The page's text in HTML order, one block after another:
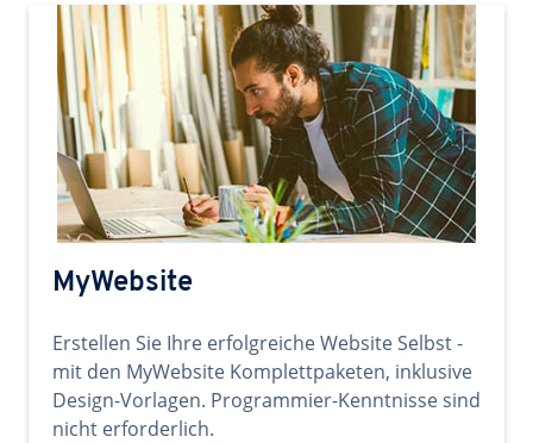
MyWebsite
Erstellen Sie Ihre erfolgreiche Website Selbst -
mit den MyWebsite Komplettpaketen, inklusive
Design-Vorlagen. Programmier-Kenntnisse sind
nicht erforderlich.